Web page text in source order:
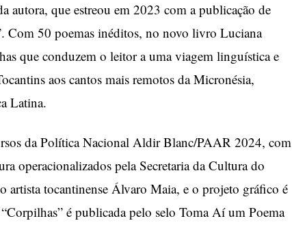
autora, que estreou em 2023 com a publicação de
Com 50 poemas inéditos, no novo livro Luciana
que conduzem o leitor a uma viagem linguística e
aos cantos mais remotos da Micronésia,
Latina.
da Política Nacional Aldir Blanc/PAAR 2024, com
operacionalizados pela Secretaria da Cultura do
artista tocantinense Álvaro Maia, e o projeto gráfico é
é publicada pelo selo Toma Aí um Poema